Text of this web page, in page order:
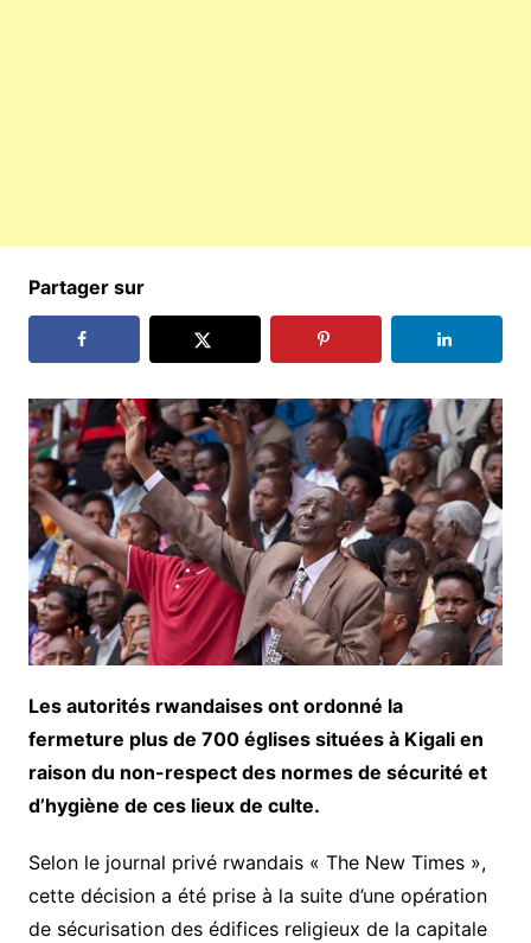
Partager sur
Les autorités rwandaises ont ordonné la
fermeture plus de 700 églises situées à Kigali en
raison du non-respect des normes de sécurité et
d’hygiène de ces lieux de culte.
Selon le journal privé rwandais « The New Times »,
cette décision a été prise à la suite d’une opération
de sécurisation des édifices religieux de la capitale